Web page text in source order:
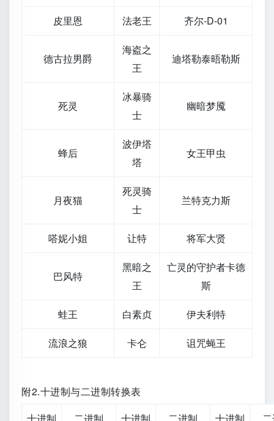
皮里恩 法老王 齐尔-D-01
德古拉男爵
海盗之
王
迪塔勒泰晤勒斯
死灵
冰暴骑
士
幽暗梦魇
蜂后
波伊塔
塔
女王甲虫
月夜猫
死灵骑
士
兰特克力斯
嗒妮小姐 让特 将军大贤
巴风特
黑暗之
王
亡灵的守护者卡德
斯
蛙王 白素贞 伊夫利特
流浪之狼 卡仑 诅咒蝇王
附2.十进制与二进制转换表